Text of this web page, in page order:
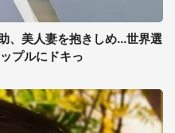
、美人妻を抱きしめ...世界選
プルにドキっ